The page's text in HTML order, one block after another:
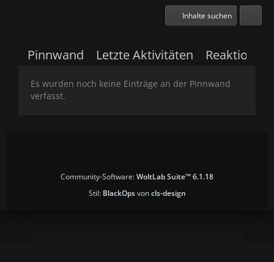
Inhalte suchen
Pinnwand Letzte Aktivitäten Reaktionen
Es wurden noch keine Einträge an der Pinnwand
verfasst.
Community-Software:WoltLab Suite™ 6.1.18
Stil: BlackOpsvoncls-design